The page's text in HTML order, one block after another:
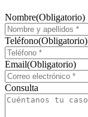
Nombre(Obligatorio)
Teléfono(Obligatorio)
Email(Obligatorio)
Consulta